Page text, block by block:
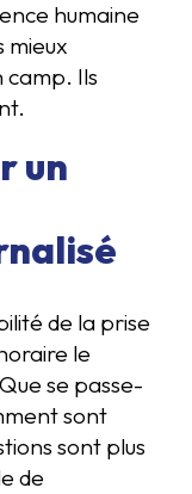
humaine
mieux
camp. Ils
un
de la prise
le
se passe-
sont
sont plus
de